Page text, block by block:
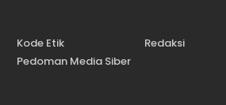
Kode Etik
Redaksi
Pedoman Media Siber